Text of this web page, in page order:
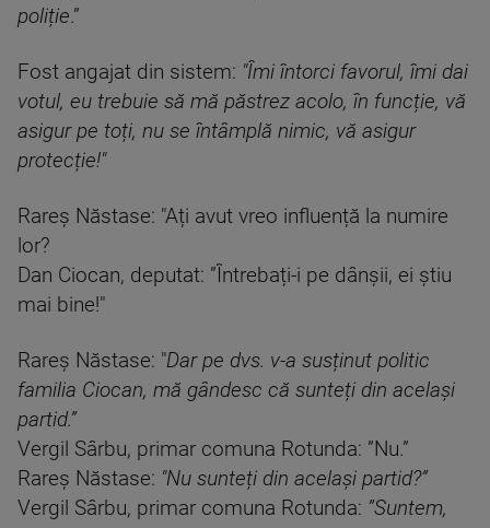
poliție.”
Fost angajat din sistem: "Îmi întorci favorul, îmi dai
votul, eu trebuie să mă păstrez acolo, în funcție, vă
asigur pe toți, nu se întâmplă nimic, vă asigur
protecție!"
Rareș Năstase: "Ați avut vreo influență la numire
lor?
Dan Ciocan, deputat: ”Întrebați-i pe dânșii, ei știu
mai bine!"
Rareș Năstase: "Dar pe dvs. v-a susținut politic
familia Ciocan, mă gândesc că sunteți din același
partid.”
Vergil Sârbu, primar comuna Rotunda: ”Nu.”
Rareș Năstase: "Nu sunteți din același partid?”
Vergil Sârbu, primar comuna Rotunda: ”Suntem,